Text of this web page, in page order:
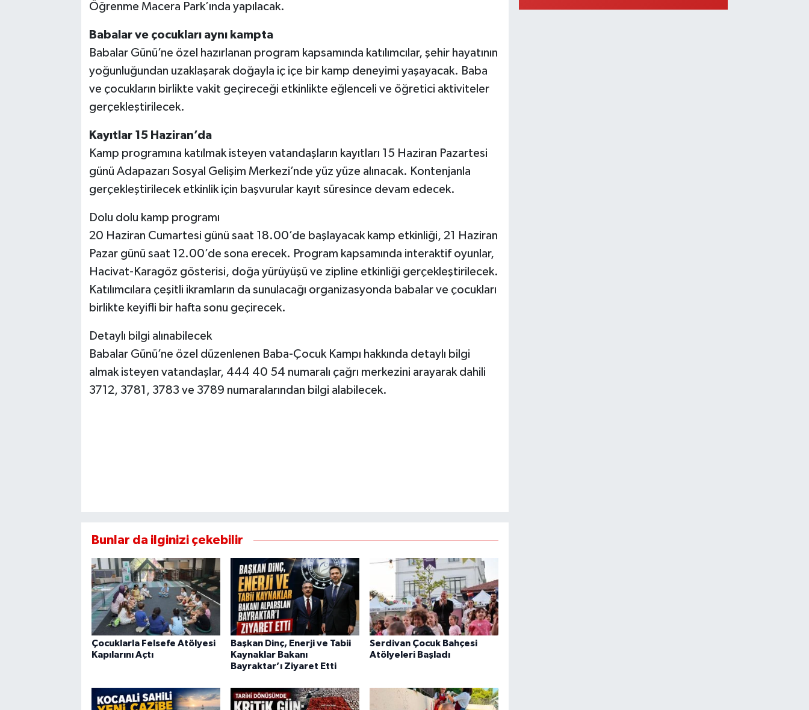
Öğrenme Macera Park’ında yapılacak.
Babalar ve çocukları aynı kampta
Babalar Günü’ne özel hazırlanan program kapsamında katılımcılar, şehir hayatının
yoğunluğundan uzaklaşarak doğayla iç içe bir kamp deneyimi yaşayacak. Baba
ve çocukların birlikte vakit geçireceği etkinlikte eğlenceli ve öğretici aktiviteler
gerçekleştirilecek.
Kayıtlar 15 Haziran’da
Kamp programına katılmak isteyen vatandaşların kayıtları 15 Haziran Pazartesi
günü Adapazarı Sosyal Gelişim Merkezi’nde yüz yüze alınacak. Kontenjanla
gerçekleştirilecek etkinlik için başvurular kayıt süresince devam edecek.
Dolu dolu kamp programı
20 Haziran Cumartesi günü saat 18.00’de başlayacak kamp etkinliği, 21 Haziran
Pazar günü saat 12.00’de sona erecek. Program kapsamında interaktif oyunlar,
Hacivat-Karagöz gösterisi, doğa yürüyüşü ve zipline etkinliği gerçekleştirilecek.
Katılımcılara çeşitli ikramların da sunulacağı organizasyonda babalar ve çocukları
birlikte keyifli bir hafta sonu geçirecek.
Detaylı bilgi alınabilecek
Babalar Günü’ne özel düzenlenen Baba-Çocuk Kampı hakkında detaylı bilgi
almak isteyen vatandaşlar, 444 40 54 numaralı çağrı merkezini arayarak dahili
3712, 3781, 3783 ve 3789 numaralarından bilgi alabilecek.
Bunlar da ilginizi çekebilir
Çocuklarla Felsefe Atölyesi
Kapılarını Açtı
Başkan Dinç, Enerji ve Tabii
Kaynaklar Bakanı
Bayraktar’ı Ziyaret Etti
Serdivan Çocuk Bahçesi
Atölyeleri Başladı